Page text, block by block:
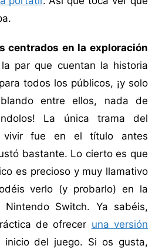
centrados en la exploración
par que cuentan la historia
todos los públicos, ¡y solo
entre ellos, nada de
La única trama del
vivir fue en el título antes
bastante. Lo cierto es que
es precioso y muy llamativo
verlo (y probarlo) en la
Switch. Ya sabéis,
de ofrecer una versión
inicio del juego. Si os gusta,